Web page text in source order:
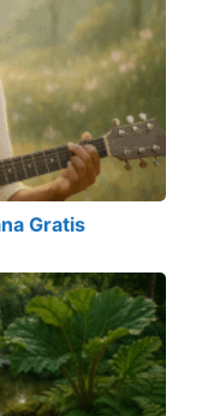
Gratis